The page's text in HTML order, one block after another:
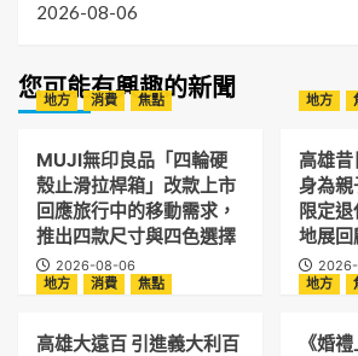
2026-08-06
您可能有興趣的新聞
地方 消費 焦點
MUJI無印良品「四輪硬
殼止滑拉桿箱」改款上市
回應旅行中的移動需求，
推出四款尺寸與四色選擇
2026-08-06
地方
高雄
身為親
限定
地展回
地方
消費 焦點
高雄大遠百 引進義大利百
地方
《婚